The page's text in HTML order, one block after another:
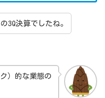
3Q決算でしたね。
）的な業態の